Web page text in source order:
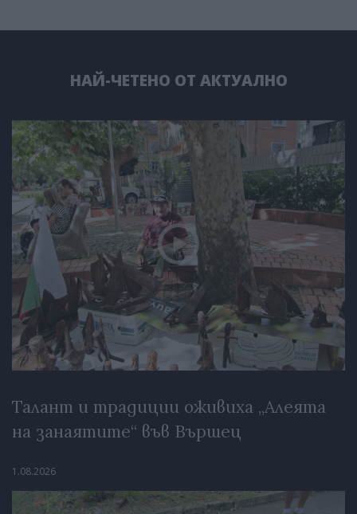
НАЙ-ЧЕТЕНО ОТ АКТУАЛНО
Талант и традиции оживиха „Алеята
на занаятите“ във Вършец
1.08.2026